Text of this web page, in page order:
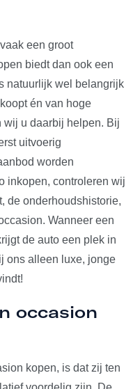
een groot
biedt dan ook een
natuurlijk wel belangrijk
én van hoge
wij u daarbij helpen. Bij
uitvoerig
worden
inkopen, controleren wij
de onderhoudshistorie,
Wanneer een
de auto een plek in
ons alleen luxe, jonge
occasion
kopen, is dat zij ten